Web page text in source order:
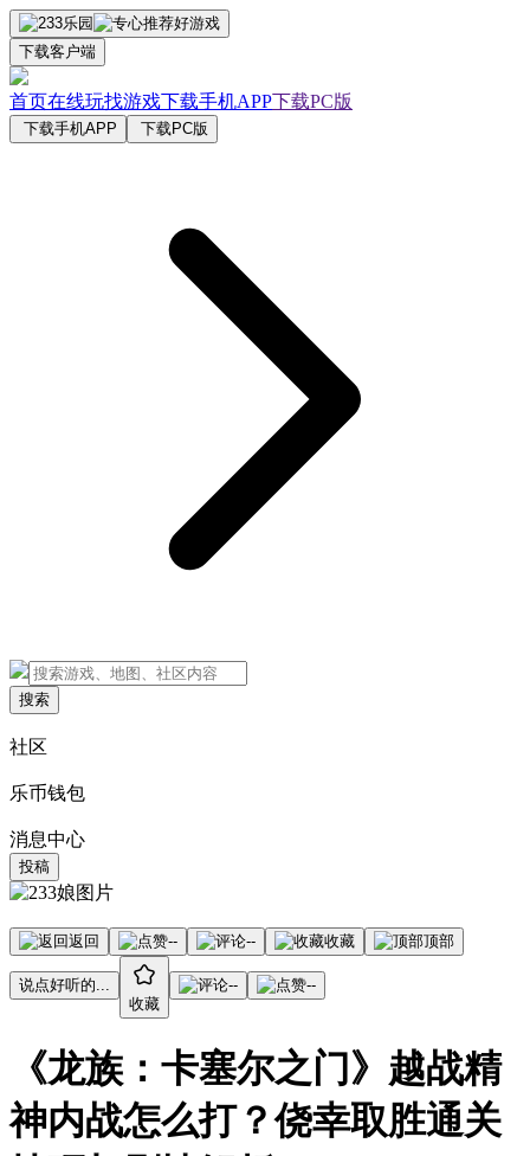
下载客户端
首页在线玩找游戏下载手机APP下载PC版
下载手机APP 下载PC版
搜索
社区
乐币钱包
消息中心
投稿
返回 -- -- 收藏 顶部
说点好听的...
收藏
-- --
《龙族：卡塞尔之门》越战精
神内战怎么打？侥幸取胜通关